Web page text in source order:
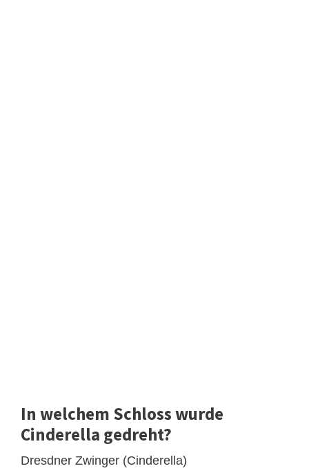
In welchem Schloss wurde
Cinderella gedreht?
Dresdner Zwinger (Cinderella)